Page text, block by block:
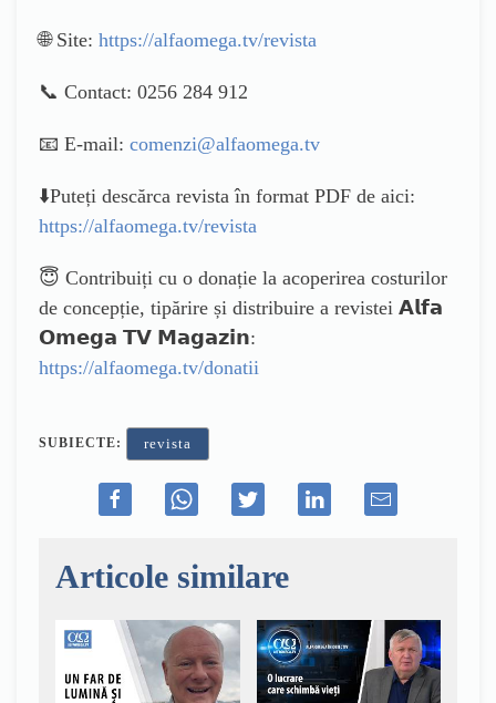
🌐 Site: https://alfaomega.tv/revista
📞 Contact: 0256 284 912
📧 E-mail: comenzi@alfaomega.tv
⬇️Puteți descărca revista în format PDF de aici:
https://alfaomega.tv/revista
😇 Contribuiți cu o donație la acoperirea costurilor
de concepție, tipărire și distribuire a revistei 𝗔𝗹𝗳𝗮
𝗢𝗺𝗲𝗴𝗮 𝗧𝗩 𝗠𝗮𝗴𝗮𝘇𝗶𝗻:
https://alfaomega.tv/donatii
SUBIECTE: revista
Articole similare